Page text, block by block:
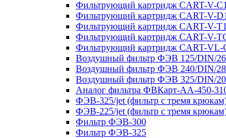
Фильтрующий картридж CART-V-
Фильтрующий картридж CART-V-
Фильтрующий картридж CART-V-
Фильтрующий картридж CART-V-
Фильтрующий картридж CART-VL-
Воздушный фильтр ФЭВ 125/DIN/
Воздушный фильтр ФЭВ 240/DIN/
Воздушный фильтр ФЭВ 325/DIN/
Аналог фильтра ФВКарт-АА-450-
ФЭВ-325/jet (фильтр с тремя
ФЭВ-225/jet (фильтр с тремя
Фильтр ФЭВ-300
Фильтр ФЭВ-325